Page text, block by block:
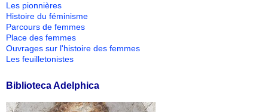
Les pionnières
Histoire du féminisme
Parcours de femmes
Place des femmes
Ouvrages sur l'histoire des femmes
Les feuilletonistes
Biblioteca Adelphica